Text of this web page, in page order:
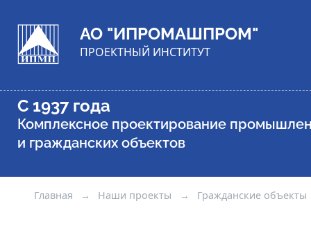
АО "ИПРОМАШПРОМ"
ПРОЕКТНЫЙ ИНСТИТУТ
С 1937 года
Комплексное проектирование
и гражданских объектов
Главная → Наши проекты → Гражданские объекты